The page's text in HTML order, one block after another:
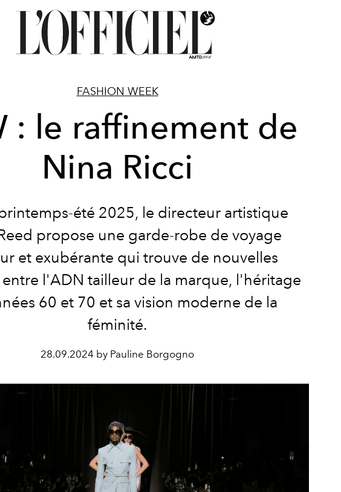
FASHION WEEK
: le raffinement de
Nina Ricci
été 2025, le directeur artistique
propose une garde-robe de voyage
et exubérante qui trouve de nouvelles
entre l'ADN tailleur de la marque, l'héritage
60 et 70 et sa vision moderne de la
féminité.
28.09.2024 by Pauline Borgogno